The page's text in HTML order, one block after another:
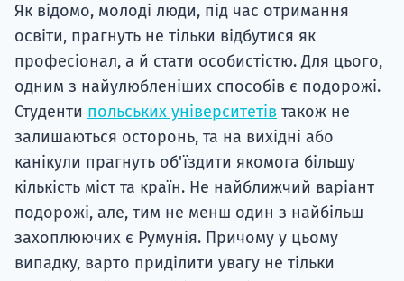
Як відомо, молоді люди, під час отримання
освіти, прагнуть не тільки відбутися як
професіонал, а й стати особистістю. Для цього,
одним з найулюбленіших способів є подорожі.
Студенти польських університетів також не
залишаються осторонь, та на вихідні або
канікули прагнуть об'їздити якомога більшу
кількість міст та країн. Не найближчий варіант
подорожі, але, тим не менш один з найбільш
захоплюючих є Румунія. Причому у цьому
випадку, варто приділити увагу не тільки